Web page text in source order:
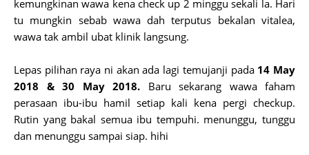
kemungkinan wawa kena check up 2 minggu sekali la. Hari
tu mungkin sebab wawa dah terputus bekalan vitalea,
wawa tak ambil ubat klinik langsung.
Lepas pilihan raya ni akan ada lagi temujanji pada 14 May
2018 & 30 May 2018. Baru sekarang wawa faham
perasaan ibu-ibu hamil setiap kali kena pergi checkup.
Rutin yang bakal semua ibu tempuhi. menunggu, tunggu
dan menunggu sampai siap. hihi